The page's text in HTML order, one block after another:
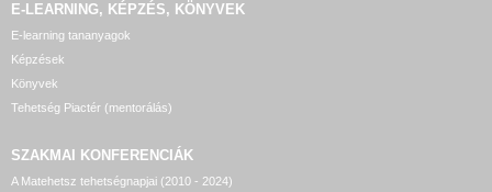
E-LEARNING, KÉPZÉS, KÖNYVEK
E-learning tananyagok
Képzések
Könyvek
Tehetség Piactér (mentorálás)
SZAKMAI KONFERENCIÁK
A Matehetsz tehetségnapjai (2010 - 2024)